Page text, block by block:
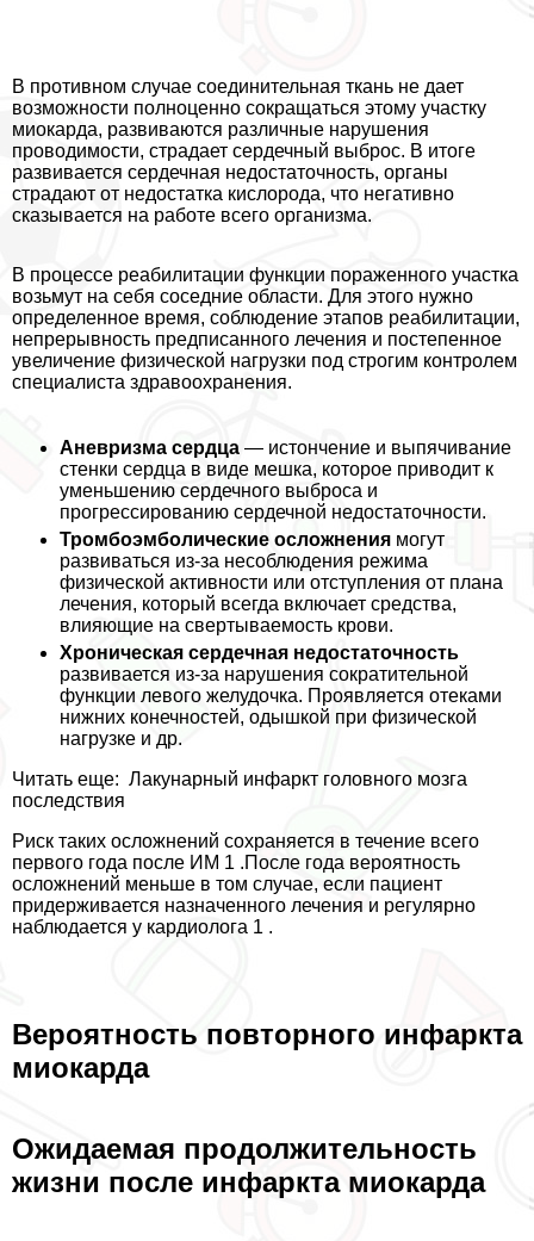
В противном случае соединительная ткань не дает
возможности полноценно сокращаться этому участку
миокарда, развиваются различные нарушения
проводимости, страдает сердечный выброс. В итоге
развивается сердечная недостаточность, органы
страдают от недостатка кислорода, что негативно
сказывается на работе всего организма.
В процессе реабилитации функции пораженного участка
возьмут на себя соседние области. Для этого нужно
определенное время, соблюдение этапов реабилитации,
непрерывность предписанного лечения и постепенное
увеличение физической нагрузки под строгим контролем
специалиста здравоохранения.
Аневризма сердца — истончение и выпячивание
стенки сердца в виде мешка, которое приводит к
уменьшению сердечного выброса и
прогрессированию сердечной недостаточности.
Тромбоэмболические осложнения могут
развиваться из-за несоблюдения режима
физической активности или отступления от плана
лечения, который всегда включает средства,
влияющие на свертываемость крови.
Хроническая сердечная недостаточность
развивается из-за нарушения сократительной
функции левого желудочка. Проявляется отеками
нижних конечностей, одышкой при физической
нагрузке и др.
Читать еще: Лакунарный инфаркт головного мозга
последствия
Риск таких осложнений сохраняется в течение всего
первого года после ИМ 1 .После года вероятность
осложнений меньше в том случае, если пациент
придерживается назначенного лечения и регулярно
наблюдается у кардиолога 1 .
Вероятность повторного инфаркта
миокарда
Ожидаемая продолжительность
жизни после инфаркта миокарда